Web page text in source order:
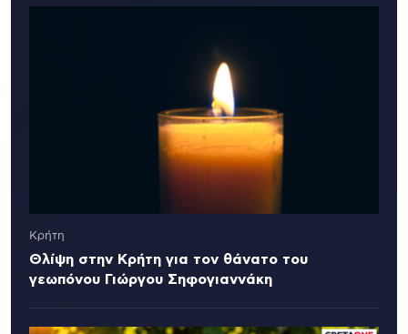
Κρήτη
Θλίψη στην Κρήτη για τον θάνατο του
γεωπόνου Γιώργου Σηφογιαννάκη